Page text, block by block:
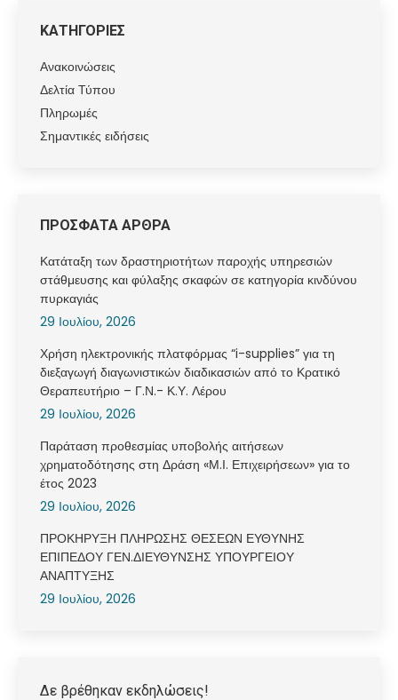
ΚΑΤΗΓΟΡΙΕΣ
Ανακοινώσεις
Δελτία Τύπου
Πληρωμές
Σημαντικές ειδήσεις
ΠΡΟΣΦΑΤΑ ΑΡΘΡΑ
Κατάταξη των δραστηριοτήτων παροχής υπηρεσιών
στάθμευσης και φύλαξης σκαφών σε κατηγορία κινδύνου
πυρκαγιάς
29 Ιουλίου, 2026
Χρήση ηλεκτρονικής πλατφόρμας “i-supplies” για τη
διεξαγωγή διαγωνιστικών διαδικασιών από το Κρατικό
Θεραπευτήριο – Γ.Ν.- Κ.Υ. Λέρου
29 Ιουλίου, 2026
Παράταση προθεσμίας υποβολής αιτήσεων
χρηματοδότησης στη Δράση «Μ.Ι. Επιχειρήσεων» για το
έτος 2023
29 Ιουλίου, 2026
ΠΡΟΚΗΡΥΞΗ ΠΛΗΡΩΣΗΣ ΘΕΣΕΩΝ ΕΥΘΥΝΗΣ
ΕΠΙΠΕΔΟΥ ΓΕΝ.ΔΙΕΥΘΥΝΣΗΣ ΥΠΟΥΡΓΕΙΟΥ
ΑΝΑΠΤΥΞΗΣ
29 Ιουλίου, 2026
Δε βρέθηκαν εκδηλώσεις!